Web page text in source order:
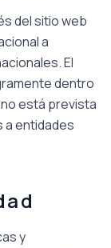
del sitio web
a
El
dentro
está prevista
a entidades
y